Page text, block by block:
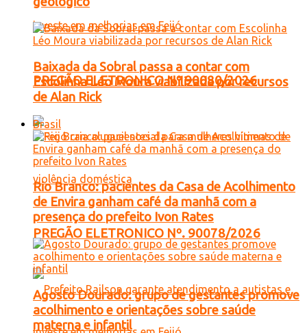
PREGÃO ELETRONICO Nº 90080/2026
PREGÃO ELETRONICO Nº. 90078/2026
Baixada da Sobral passa a contar com
Escolinha Léo Moura viabilizada por recursos
de Alan Rick
Brasil
Rio Branco: pacientes da Casa de Acolhimento
de Envira ganham café da manhã com a
presença do prefeito Ivon Rates
Agosto Dourado: grupo de gestantes promove
acolhimento e orientações sobre saúde
materna e infantil